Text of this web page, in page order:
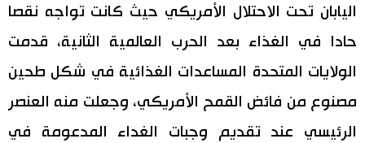
اليابان تحت الاحتلال الأمريكي حيث كانت تواجه نقصا
حادا في الغذاء بعد الحرب العالمية الثانية، قدمت
الولايات المتحدة المساعدات الغذائية في شكل طحين
مصنوع من فائض القمح الأمريكي، وجعلت منه العنصر
الرئيسي عند تقديم وجبات الغداء المدعومة في